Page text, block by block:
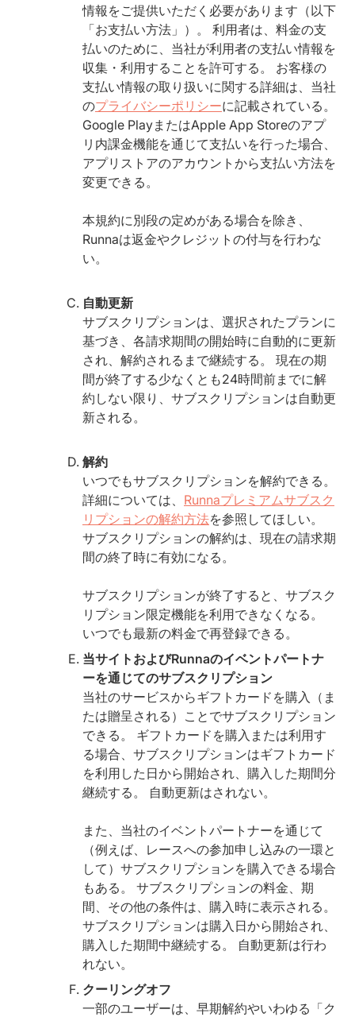
情報をご提供いただく必要があります（以下
「お支払い方法」）。 利用者は、料金の支
払いのために、当社が利用者の支払い情報を
収集・利用することを許可する。 お客様の
支払い情報の取り扱いに関する詳細は、当社
のプライバシーポリシーに記載されている。
Google PlayまたはApple App Storeのアプ
リ内課金機能を通じて支払いを行った場合、
アプリストアのアカウントから支払い方法を
変更できる。
本規約に別段の定めがある場合を除き、
Runnaは返金やクレジットの付与を行わな
い。
自動更新
サブスクリプションは、選択されたプランに
基づき、各請求期間の開始時に自動的に更新
され、解約されるまで継続する。 現在の期
間が終了する少なくとも24時間前までに解
約しない限り、サブスクリプションは自動更
新される。
解約
いつでもサブスクリプションを解約できる。
詳細については、 Runnaプレミアムサブスク
リプションの解約方法を参照してほしい。
サブスクリプションの解約は、現在の請求期
間の終了時に有効になる。
サブスクリプションが終了すると、サブスク
リプション限定機能を利用できなくなる。
いつでも最新の料金で再登録できる。
当サイトおよびRunnaのイベントパートナ
ーを通じてのサブスクリプション
当社のサービスからギフトカードを購入（ま
たは贈呈される）ことでサブスクリプション
できる。 ギフトカードを購入または利用す
る場合、サブスクリプションはギフトカード
を利用した日から開始され、購入した期間分
継続する。 自動更新はされない。
また、当社のイベントパートナーを通じて
（例えば、レースへの参加申し込みの一環と
して）サブスクリプションを購入できる場合
もある。 サブスクリプションの料金、期
間、その他の条件は、購入時に表示される。
サブスクリプションは購入日から開始され、
購入した期間中継続する。 自動更新は行わ
れない。
クーリングオフ
一部のユーザーは、早期解約やいわゆる「ク